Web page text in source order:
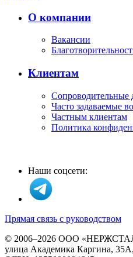
О компании
Вакансии
Клиентам
Сопроводительные
Часто задаваемые
Частным клиентам
Политика
Наши соцсети:
Прямая связь с руководством
© 2006–2026 ООО
улица Академика Каргина,